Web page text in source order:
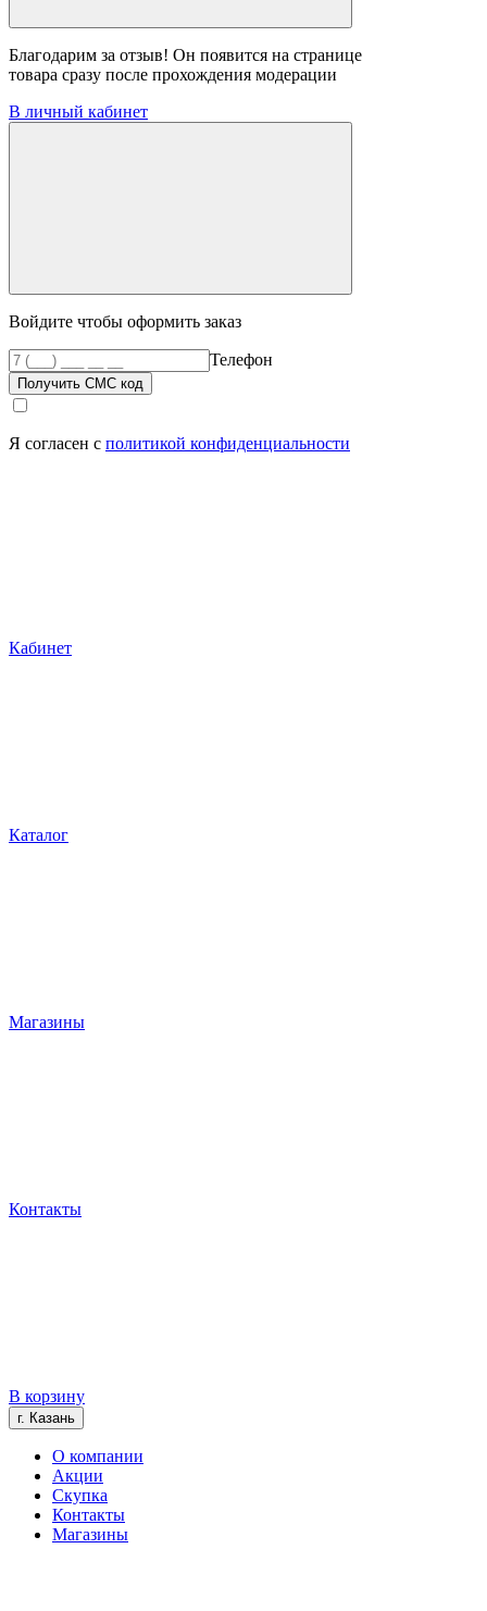
Благодарим за отзыв! Он появится на странице
товара сразу после прохождения модерации
В личный кабинет
Войдите чтобы оформить заказ
Телефон
Получить СМС код
Я согласен с политикой конфиденциальности
Кабинет
Каталог
Магазины
Контакты
В корзину
г. Казань
О компании
Акции
Скупка
Контакты
Магазины